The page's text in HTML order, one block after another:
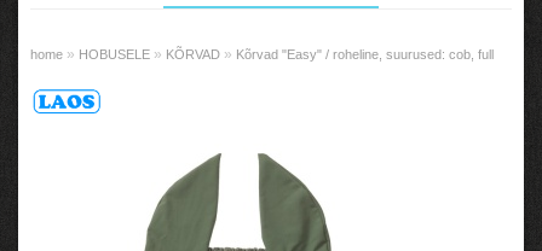
home » HOBUSELE » KÕRVAD » Kõrvad "Easy" / roheline, suurused: cob, full